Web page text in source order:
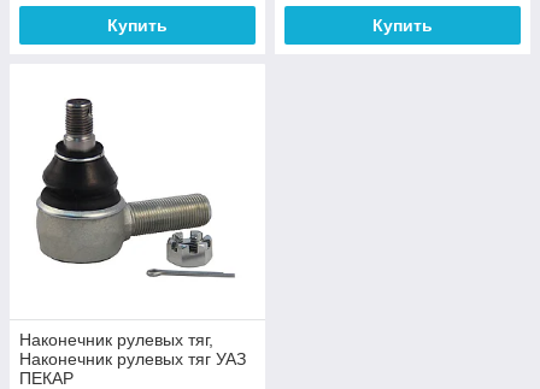
Купить Купить
Наконечник рулевых тяг,
Наконечник рулевых тяг УАЗ
ПЕКАР